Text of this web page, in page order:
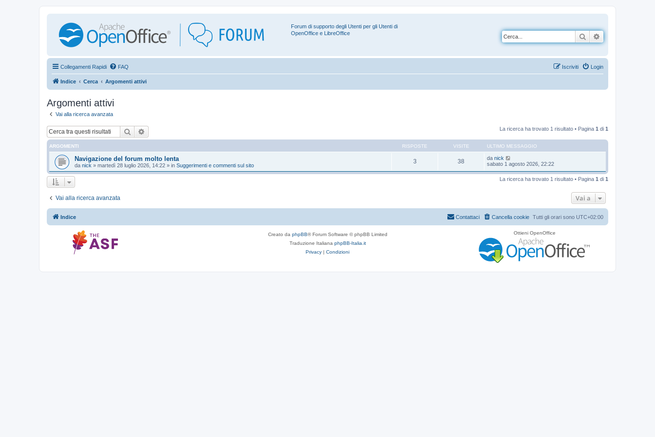
Forum di supporto degli Utenti per gli Utenti di
OpenOffice e LibreOffice
Cerca
Collegamenti Rapidi FAQ Login
Iscriviti
Indice Cerca Argomenti attivi
Argomenti attivi
Vai alla ricerca avanzata
Cerca La ricerca ha trovato 1 risultato • Pagina 1 di 1
ARGOMENTI RISPOSTE VISITE ULTIMO MESSAGGIO
Navigazione del forum molto lenta
da nick » martedì 28 luglio 2026, 14:22 » in Suggerimenti e commenti sul sito
3 38 da nick
sabato 1 agosto 2026, 22:22
La ricerca ha trovato 1 risultato • Pagina 1 di 1
Vai alla ricerca avanzata Vai a
Indice Tutti gli orari sono UTC+02:00
Cancella cookie
Contattaci
Creato da phpBB® Forum Software © phpBB Limited
Traduzione Italiana phpBB-Italia.it
Privacy | Condizioni
Ottieni OpenOffice